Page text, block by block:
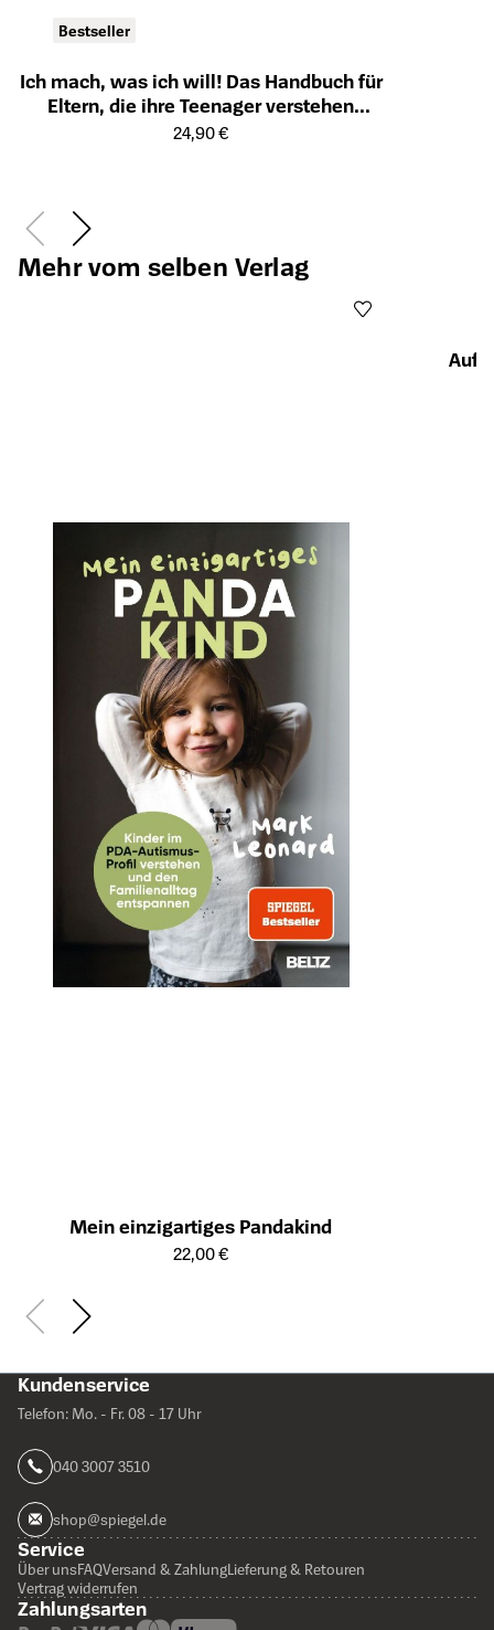
Bestseller
Ich mach, was ich will! Das Handbuch für
Eltern, die ihre Teenager verstehen
wollen - Von A wie Absprachen über H
Öffnet die Detailseite des Produkts
24,90 €
Mehr vom selben Verlag
Mein einzigartiges Pandakind
Öffnet die Detailseite des Produkts
22,00 €
Auf
Kundenservice
Telefon: Mo. - Fr. 08 - 17 Uhr
040 3007 3510
shop@spiegel.de
Service
Über unsFAQVersand & ZahlungLieferung & Retouren
Vertrag widerrufen
Zahlungsarten